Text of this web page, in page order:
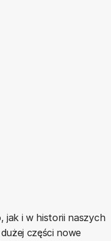
jak i w historii naszych
części nowe